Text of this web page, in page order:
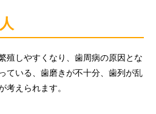
殖しやすくなり、歯周病の原因とな
ている、歯磨きが不十分、歯列が乱
考えられます。